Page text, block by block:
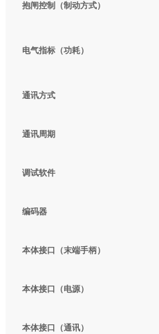
抱闸控制（制动方式）
电气指标（功耗）
通讯方式
通讯周期
调试软件
编码器
本体接口（末端手柄）
本体接口（电源）
本体接口（通讯）